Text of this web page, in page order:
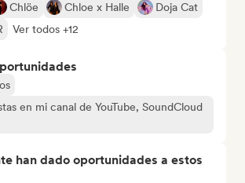
Chlöe Chloe x Halle
Doja Cat
Ver todos +12
en mi canal de YouTube, SoundCloud
han dado oportunidades a estos